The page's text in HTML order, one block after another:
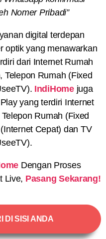
Nomer Pribadi”
digital terdepan
optik yang menawarkan
dari Internet Rumah
Telepon Rumah (Fixed
IndiHomejuga
yang terdiri Internet
Rumah (Fixed
Cepat) dan TV
Dengan Proses
Live, Pasang Sekarang!
DI SISI ANDA